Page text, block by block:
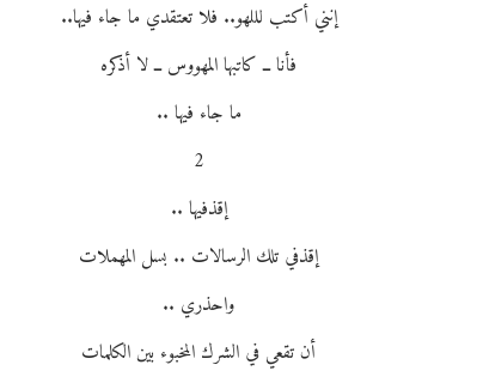
إنني أكتب لللهو.. فلا تعتقدي ما جاء فيها..
فأنا ــ كاتبها المهووس ــ لا أذكره
ما جاء فيها ..
2
إقذفيها ..
إقذفي تلك الرسالات .. بسل المهملات
واحذري ..
أن تقعي في الشرك المخبوء بين الكلمات